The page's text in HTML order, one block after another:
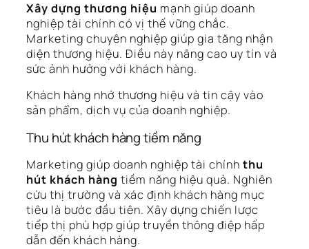
Xây dựng thương hiệu mạnh giúp doanh
nghiệp tài chính có vị thế vững chắc.
Marketing chuyên nghiệp giúp gia tăng nhận
diện thương hiệu. Điều này nâng cao uy tín và
sức ảnh hưởng với khách hàng.
Khách hàng nhớ thương hiệu và tin cậy vào
sản phẩm, dịch vụ của doanh nghiệp.
Thu hút khách hàng tiềm năng
Marketing giúp doanh nghiệp tài chính thu
hút khách hàng tiềm năng hiệu quả. Nghiên
cứu thị trường và xác định khách hàng mục
tiêu là bước đầu tiên. Xây dựng chiến lược
tiếp thị phù hợp giúp truyền thông điệp hấp
dẫn đến khách hàng.